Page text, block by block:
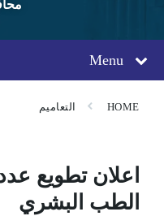
Menu
HOME التعاميم
اعلان تطويع
الطب البشري